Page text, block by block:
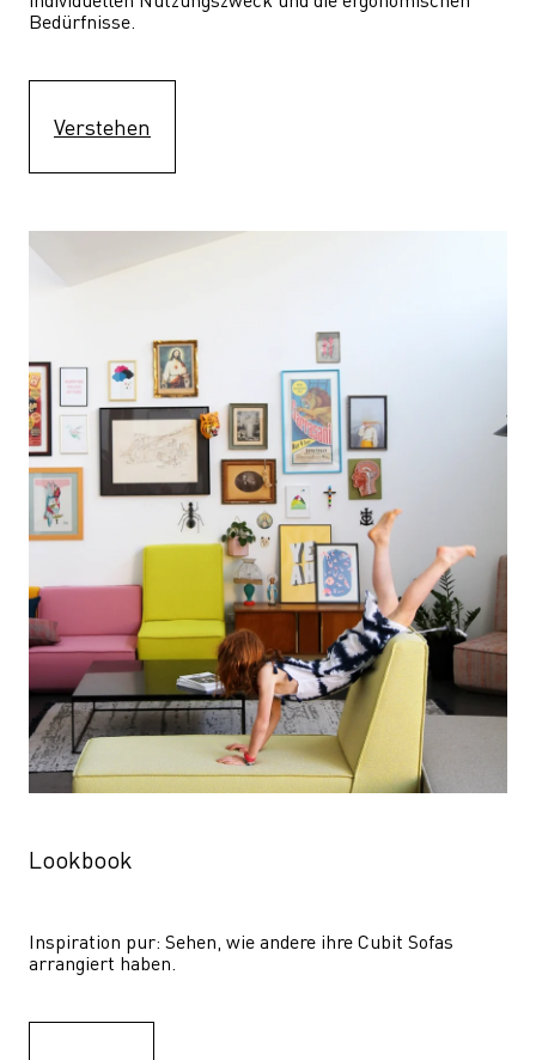
Bedürfnisse.
Verstehen
Lookbook
Inspiration pur: Sehen, wie andere ihre Cubit Sofas
arrangiert haben.